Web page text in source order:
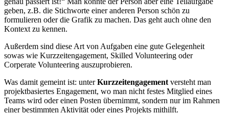
geben, z.B. die Stichworte einer anderen Person schön zu
formulieren oder die Grafik zu machen. Das geht auch ohne den
Kontext zu kennen.
Außerdem sind diese Art von Aufgaben eine gute Gelegenheit
sowas wie Kurzzeitengagement, Skilled Volunteering oder
Corperate Volunteering auszuprobieren.
Was damit gemeint ist: unterKurzzeitengagement versteht man
projektbasiertes Engagement, wo man nicht festes Mitglied eines
Teams wird oder einen Posten übernimmt, sondern nur im Rahmen
einer bestimmten Aktivität oder eines Projekts mithilft.